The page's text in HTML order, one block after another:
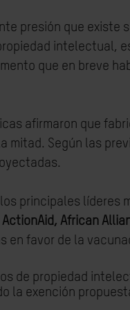
presión que
intelectual,
que en breve
afirmaron que
mitad. Según las
principales líderes
African
en favor de la
de propiedad
la exención